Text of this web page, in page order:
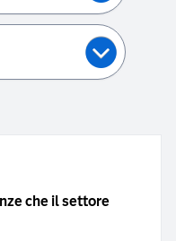
che il settore